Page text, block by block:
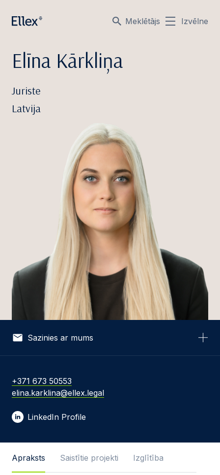
Meklētājs Izvēlne
Elīna Kārkliņa
Juriste
Latvija
Sazinies ar mums
E-pasta adrese *
Ziņas teksts
+371 673 50553
elina.karklina@ellex.legal
LinkedIn Profile
Apraksts Saistītie projekti Izglītība